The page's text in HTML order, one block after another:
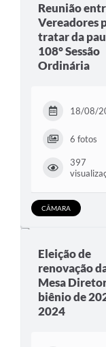
Reunião
Vereadores
tratar da
108° Sessão
Ordinária
18/08/
6 fotos
397
CÂMARA
Eleição de
renovação
Mesa
biênio de
2024